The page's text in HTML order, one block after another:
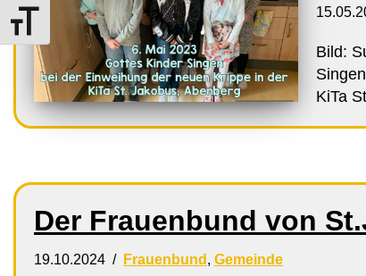
Schrift vergrößern
Bild:
KiTa
Der Frauenbund von
19.10.2024 Frauenbund, Gemeinde